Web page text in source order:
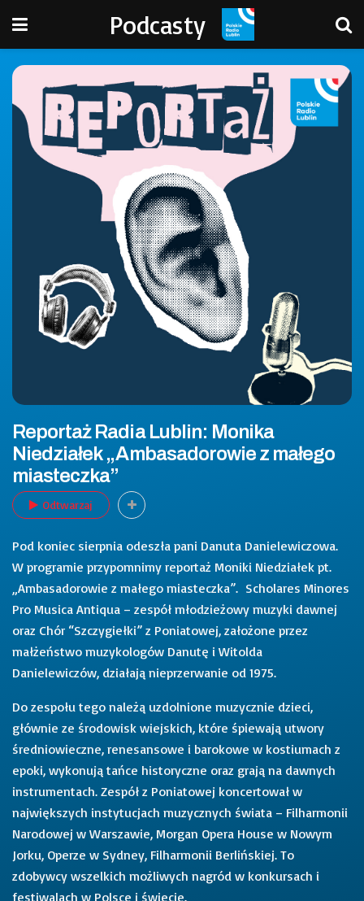
Podcasty
Reportaż Radia Lublin: Monika
Niedziałek „Ambasadorowie z małego
miasteczka”
Odtwarzaj
Pod koniec sierpnia odeszła pani Danuta Danielewiczowa.
W programie przypomnimy reportaż Moniki Niedziałek pt.
„Ambasadorowie z małego miasteczka”. Scholares Minores
Pro Musica Antiqua – zespół młodzieżowy muzyki dawnej
oraz Chór “Szczygiełki” z Poniatowej, założone przez
małżeństwo muzykologów Danutę i Witolda
Danielewiczów, działają nieprzerwanie od 1975.
Do zespołu tego należą uzdolnione muzycznie dzieci,
głównie ze środowisk wiejskich, które śpiewają utwory
średniowieczne, renesansowe i barokowe w kostiumach z
epoki, wykonują tańce historyczne oraz grają na dawnych
instrumentach. Zespół z Poniatowej koncertował w
największych instytucjach muzycznych świata – Filharmonii
Narodowej w Warszawie, Morgan Opera House w Nowym
Jorku, Operze w Sydney, Filharmonii Berlińskiej. To
zdobywcy wszelkich możliwych nagród w konkursach i
festiwalach w Polsce i świecie.